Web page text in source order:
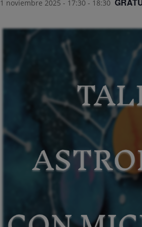
1 noviembre 2025 - 17:30 - 18:30